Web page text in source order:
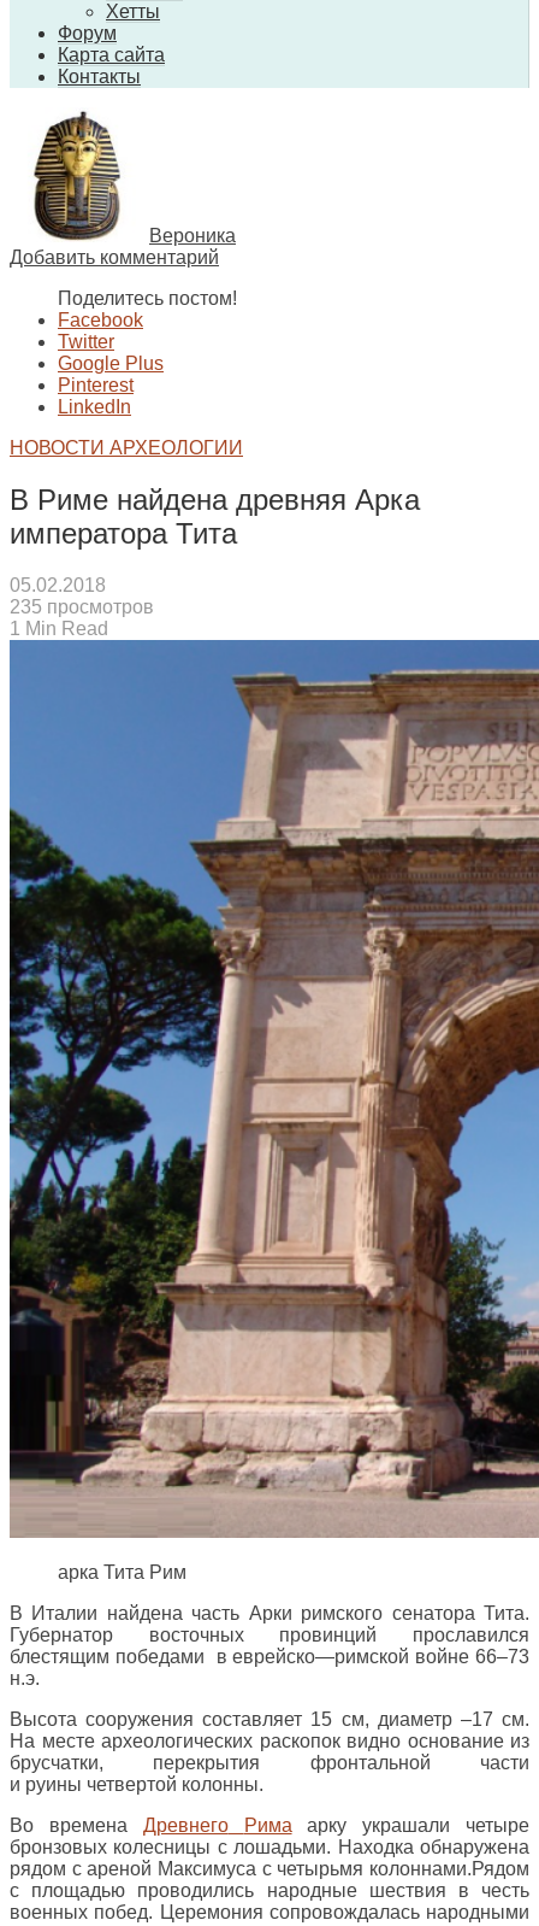
Хетты
Форум
Карта сайта
Контакты
Вероника
Добавить комментарий
Поделитесь постом!
Facebook
Twitter
Google Plus
Pinterest
LinkedIn
НОВОСТИ АРХЕОЛОГИИ
В Риме найдена древняя Арка
императора Тита
05.02.2018
235 просмотров
1 Min Read
арка Тита Рим
В Италии найдена часть Арки римского сенатора Тита.
Губернатор
восточных провинций
прославился
блестящим победами в еврейско—римской войне 66–73
н.э.
Высота сооружения составляет 15 см, диаметр–17 см.
На месте археологических раскопок видно основание из
брусчатки, перекрытия фронтальной
части
и руины четвертой колонны.
Во
времена Древнего Рима арку украшали
четыре
бронзовых колесницы с лошадьми. Находка обнаружена
рядом с ареной Максимуса с четырьмя колоннами.Рядом
с
площадью проводились народные шествия в
честь
военных побед. Церемония сопровождалась народными